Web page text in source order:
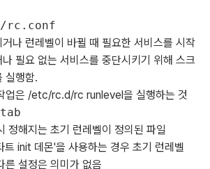
거나 런레벨이 바뀔 때 필요한 서비스를 시작
나 필요 없는 서비스를 중단시키기 위해 스크
실행함.
업은 /etc/rc.d/rc runlevel을 실행하는 것
정해지는 초기 런레벨이 정의된 파일
트 init 데몬'을 사용하는 경우 초기 런레벨
른 설정은 의미가 없음